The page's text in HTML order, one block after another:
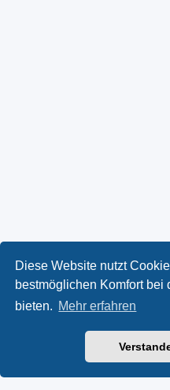
Diese Website nutzt
bestmöglichen Komfort bei
bieten. Mehr erfahren